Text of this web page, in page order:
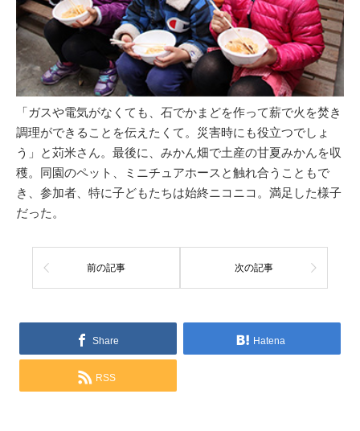
「ガスや電気がなくても、石でかまどを作って薪で火を焚き
調理ができることを伝えたくて。災害時にも役立つでしょ
う」と苅米さん。最後に、みかん畑で土産の甘夏みかんを収
穫。同園のペット、ミニチュアホースと触れ合うこともで
き、参加者、特に子どもたちは始終ニコニコ。満足した様子
だった。
前の記事 次の記事
Share Hatena
RSS